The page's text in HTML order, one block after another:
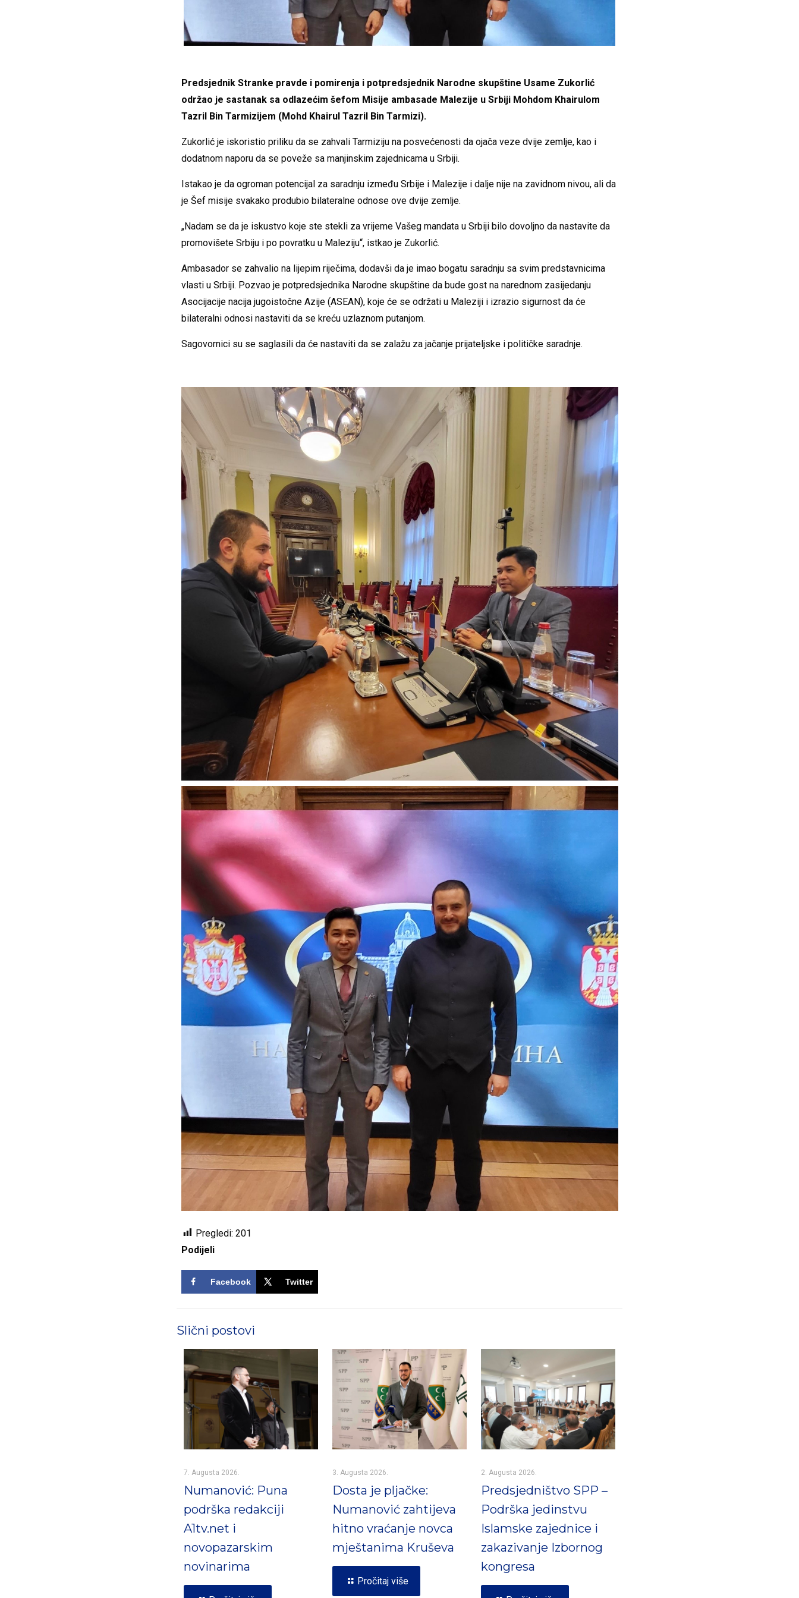
Predsjednik Stranke pravde i pomirenja i potpredsjednik Narodne skupštine Usame Zukorlić
održao je sastanak sa odlazećim šefom Misije ambasade Malezije u Srbiji Mohdom Khairulom
Tazril Bin Tarmizijem (Mohd Khairul Tazril Bin Tarmizi).
Zukorlić je iskoristio priliku da se zahvali Tarmiziju na posvećenosti da ojača veze dvije zemlje, kao i
dodatnom naporu da se poveže sa manjinskim zajednicama u Srbiji.
Istakao je da ogroman potencijal za saradnju između Srbije i Malezije i dalje nije na zavidnom nivou, ali da
je Šef misije svakako produbio bilateralne odnose ove dvije zemlje.
„Nadam se da je iskustvo koje ste stekli za vrijeme Vašeg mandata u Srbiji bilo dovoljno da nastavite da
promovišete Srbiju i po povratku u Maleziju“, istkao je Zukorlić.
Ambasador se zahvalio na lijepim riječima, dodavši da je imao bogatu saradnju sa svim predstavnicima
vlasti u Srbiji. Pozvao je potpredsjednika Narodne skupštine da bude gost na narednom zasijedanju
Asocijacije nacija jugoistočne Azije (ASEAN), koje će se održati u Maleziji i izrazio sigurnost da će
bilateralni odnosi nastaviti da se kreću uzlaznom putanjom.
Sagovornici su se saglasili da će nastaviti da se zalažu za jačanje prijateljske i političke saradnje.
Pregledi: 201
Podijeli
Facebook Twitter
Slični postovi
7. Augusta 2026.
Numanović: Puna
podrška redakciji
A1tv.net i
novopazarskim
novinarima
3. Augusta 2026.
Dosta je pljačke:
Numanović zahtijeva
hitno vraćanje novca
mještanima Kruševa
Pročitaj više
2. Augusta 2026.
Predsjedništvo SPP –
Podrška jedinstvu
Islamske zajednice i
zakazivanje Izbornog
kongresa